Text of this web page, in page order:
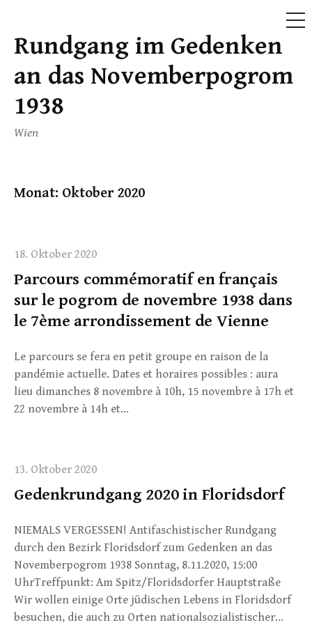
Skip
content
Rundgang im Gedenken
an das Novemberpogrom
1938
Wien
Monat: Oktober 2020
18. Oktober 2020
Parcours commémoratif en français
sur le pogrom de novembre 1938 dans
le 7ème arrondissement de Vienne
Le parcours se fera en petit groupe en raison de la
pandémie actuelle. Dates et horaires possibles : aura
lieu dimanches 8 novembre à 10h, 15 novembre à 17h et
22 novembre à 14h et…
13. Oktober 2020
Gedenkrundgang 2020 in Floridsdorf
NIEMALS VERGESSEN! Antifaschistischer Rundgang
durch den Bezirk Floridsdorf zum Gedenken an das
Novemberpogrom 1938 Sonntag, 8.11.2020, 15:00
UhrTreffpunkt: Am Spitz/Floridsdorfer Hauptstraße
Wir wollen einige Orte jüdischen Lebens in Floridsdorf
besuchen, die auch zu Orten nationalsozialistischer…